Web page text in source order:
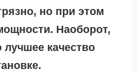
но при этом
Наоборот,
лучшее качество